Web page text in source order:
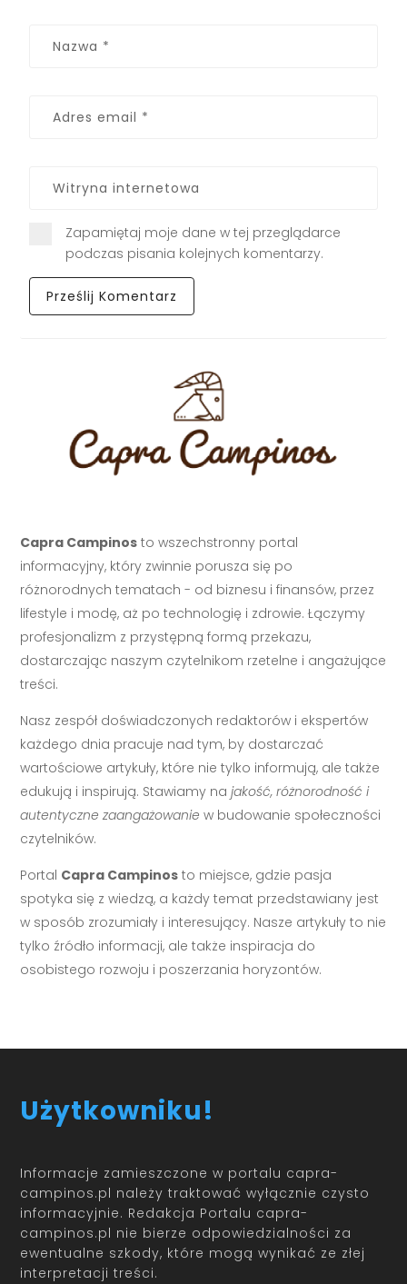
Zapamiętaj moje dane w tej przeglądarce
podczas pisania kolejnych komentarzy.
Capra Campinos to wszechstronny portal
informacyjny, który zwinnie porusza się po
różnorodnych tematach - od biznesu i finansów, przez
lifestyle i modę, aż po technologię i zdrowie. Łączymy
profesjonalizm z przystępną formą przekazu,
dostarczając naszym czytelnikom rzetelne i angażujące
treści.
Nasz zespół doświadczonych redaktorów i ekspertów
każdego dnia pracuje nad tym, by dostarczać
wartościowe artykuły, które nie tylko informują, ale także
edukują i inspirują. Stawiamy najakość, różnorodność i
autentyczne zaangażowanie w budowanie społeczności
czytelników.
Portal Capra Campinos to miejsce, gdzie pasja
spotyka się z wiedzą, a każdy temat przedstawiany jest
w sposób zrozumiały i interesujący. Nasze artykuły to nie
tylko źródło informacji, ale także inspiracja do
osobistego rozwoju i poszerzania horyzontów.
Użytkowniku!
Informacje zamieszczone w portalu capra-
campinos.pl należy traktować wyłącznie czysto
informacyjnie. Redakcja Portalu capra-
campinos.pl nie bierze odpowiedzialności za
ewentualne szkody, które mogą wynikać ze złej
interpretacji treści.